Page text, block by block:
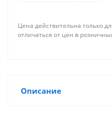
Цена действительна только
отличаться от цен в
Описание